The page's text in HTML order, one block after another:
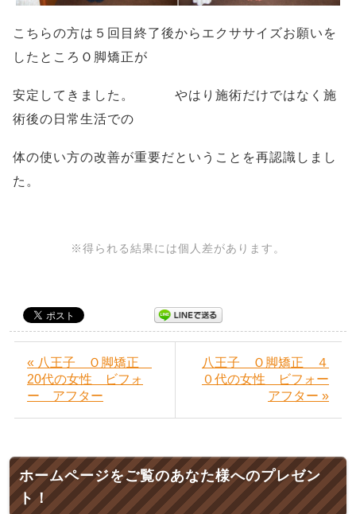
こちらの方は５回目終了後からエクササイズお願いを
したところＯ脚矯正が
安定してきました。 やはり施術だけではなく施
術後の日常生活での
体の使い方の改善が重要だということを再認識しまし
た。
※得られる結果には個人差があります。
« 八王子 Ｏ脚矯正
20代の女性 ビフォ
ー アフター
八王子 Ｏ脚矯正 ４
０代の女性 ビフォー
アフター »
ホームページをご覧のあなた様へのプレゼン
ト！